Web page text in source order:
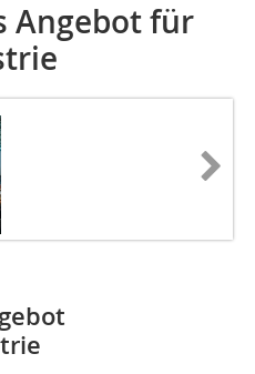
Angebot für